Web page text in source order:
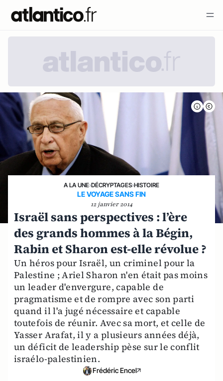
A LA UNE›DÉCRYPTAGES›HISTOIRE
LE VOYAGE SANS FIN
12 janvier 2014
Israël sans perspectives : l’ère
des grands hommes à la Bégin,
Rabin et Sharon est-elle révolue ?
Un héros pour Israël, un criminel pour la
Palestine ; Ariel Sharon n'en était pas moins
un leader d'envergure, capable de
pragmatisme et de rompre avec son parti
quand il l'a jugé nécessaire et capable
toutefois de réunir. Avec sa mort, et celle de
Yasser Arafat, il y a plusieurs années déjà,
un déficit de leadership pèse sur le conflit
israélo-palestinien.
Frédéric Encel